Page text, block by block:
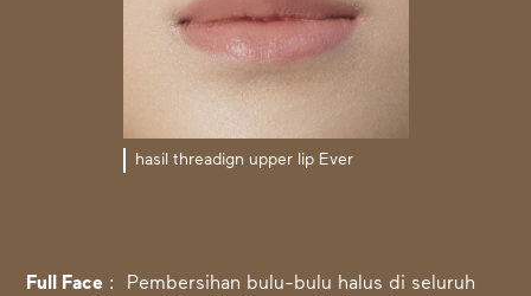
hasil threadign upper lip Ever
Full Face : Pembersihan bulu-bulu halus di seluruh